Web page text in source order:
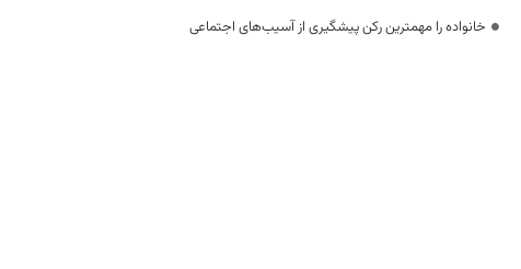
خانواده را مهمترین رکن پیشگیری از آسیب‌های اجتماعی